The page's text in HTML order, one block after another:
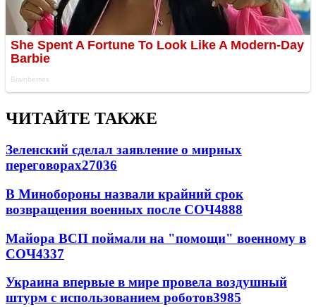
ЧИТАЙТЕ ТАКЖЕ
Зеленский сделал заявление о мирных
переговорах27036
В Минобороны назвали крайний срок
возвращения военных после СОЧ4888
Майора ВСП поймали на "помощи" военному в
СОЧ4337
Украина впервые в мире провела воздушный
штурм с использованием роботов3985